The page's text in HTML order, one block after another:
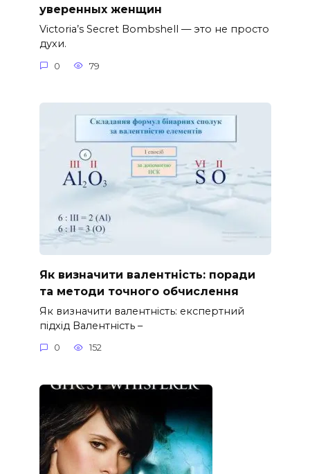
уверенных женщин
Victoria’s Secret Bombshell — это не просто
духи.
0 79
Як визначити валентність: поради
та методи точного обчислення
Як визначити валентність: експертний
підхід Валентність –
0 152